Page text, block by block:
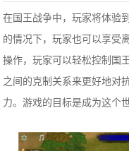
在国王战争中，玩家将体验
的情况下，玩家也可以享受
操作，玩家可以轻松控制国
之间的克制关系来更好地对
力。游戏的目标是成为这个